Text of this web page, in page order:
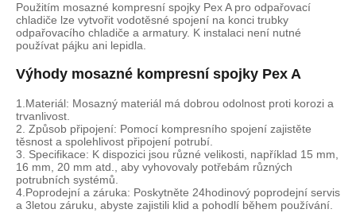
Použitím mosazné kompresní spojky Pex A pro odpařovací
chladiče lze vytvořit vodotěsné spojení na konci trubky
odpařovacího chladiče a armatury. K instalaci není nutné
používat pájku ani lepidla.
Výhody mosazné kompresní spojky Pex A
1.Materiál: Mosazný materiál má dobrou odolnost proti korozi a
trvanlivost.
2. Způsob připojení: Pomocí kompresního spojení zajistěte
těsnost a spolehlivost připojení potrubí.
3. Specifikace: K dispozici jsou různé velikosti, například 15 mm,
16 mm, 20 mm atd., aby vyhovovaly potřebám různých
potrubních systémů.
4.Poprodejní a záruka: Poskytněte 24hodinový poprodejní servis
a 3letou záruku, abyste zajistili klid a pohodlí během používání.